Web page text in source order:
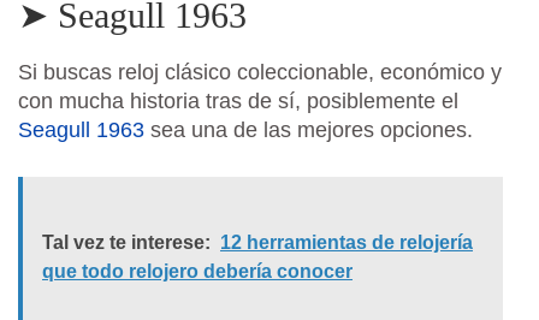
➤ Seagull 1963
Si buscas reloj clásico coleccionable, económico y
con mucha historia tras de sí, posiblemente el
Seagull 1963 sea una de las mejores opciones.
Tal vez te interese: 12 herramientas de relojería
que todo relojero debería conocer